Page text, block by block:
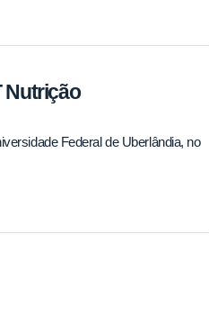
Nutrição
Federal de Uberlândia, no